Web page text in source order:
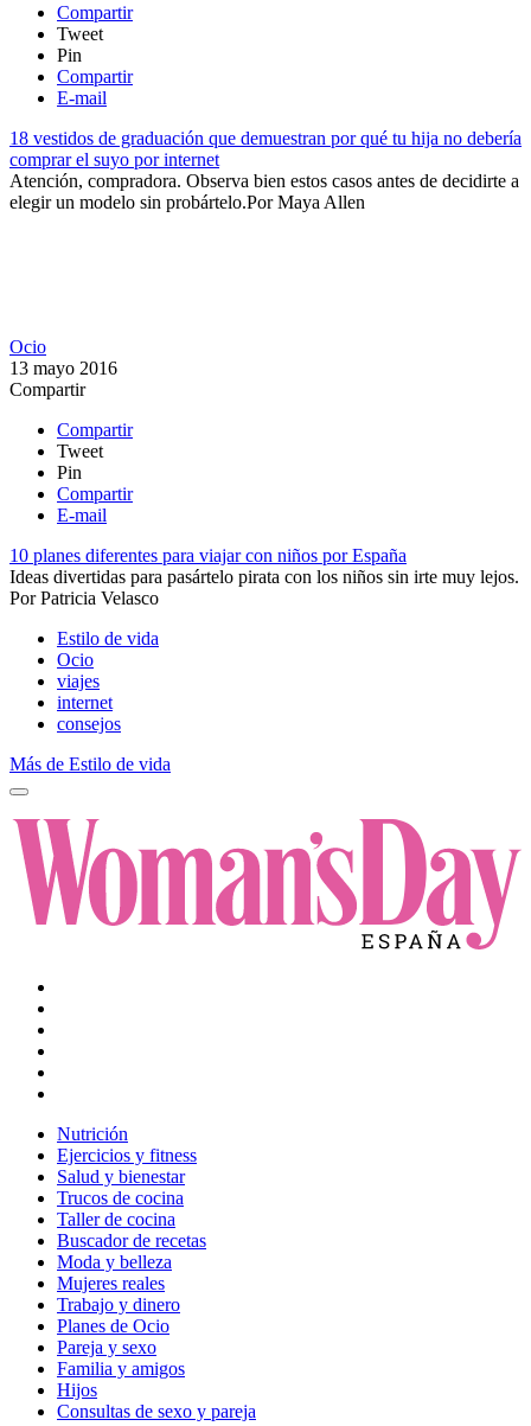
Compartir
Tweet
Pin
Compartir
E-mail
18 vestidos de graduación que demuestran por qué tu hija no debería
comprar el suyo por internet
Atención, compradora. Observa bien estos casos antes de decidirte a
elegir un modelo sin probártelo.​PorMaya Allen
Ocio
13 mayo 2016
Compartir
Compartir
Tweet
Pin
Compartir
E-mail
10 planes diferentes para viajar con niños por España
Ideas divertidas para pasártelo pirata con los niños sin irte muy lejos.
PorPatricia Velasco
Estilo de vida
Ocio
viajes
internet
consejos
Más de Estilo de vida
Nutrición
Ejercicios y fitness
Salud y bienestar
Trucos de cocina
Taller de cocina
Buscador de recetas
Moda y belleza
Mujeres reales
Trabajo y dinero
Planes de Ocio
Pareja y sexo
Familia y amigos
Hijos
Consultas de sexo y pareja